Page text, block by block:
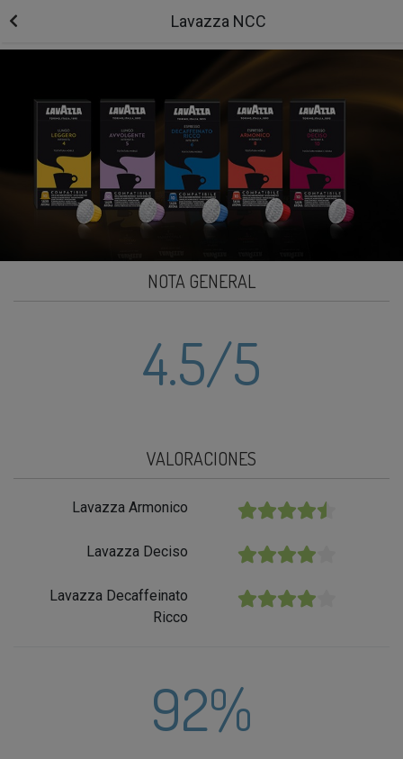
Lavazza NCC
NOTA GENERAL
4.5/5
VALORACIONES
Lavazza Armonico ★★★★★
Lavazza Deciso ★★★★★
Lavazza Decaffeinato
Ricco
★★★★★
92%